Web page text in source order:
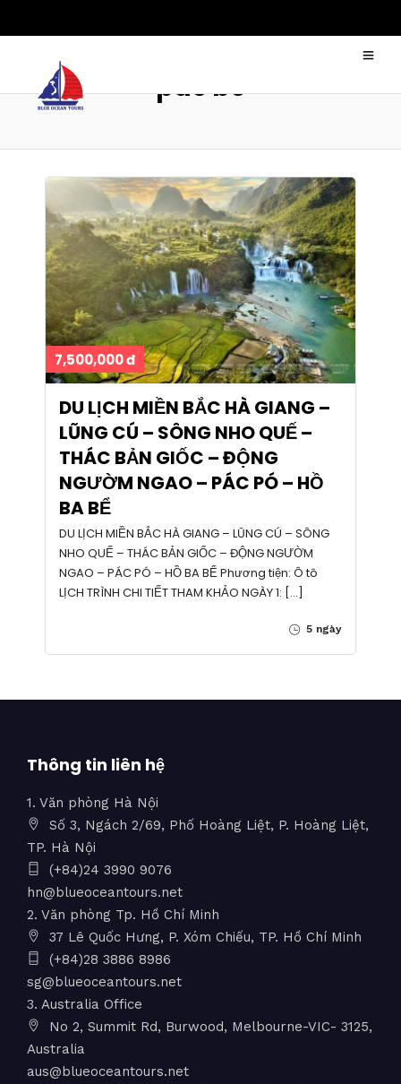
pác bó
7,500,000 đ
DU LỊCH MIỀN BẮC HÀ GIANG –
LŨNG CÚ – SÔNG NHO QUẾ –
THÁC BẢN GIỐC – ĐỘNG
NGƯỜM NGAO – PÁC PÓ – HỒ
BA BỂ
DU LỊCH MIỀN BẮC HÀ GIANG – LŨNG CÚ – SÔNG
NHO QUẾ – THÁC BẢN GIỐC – ĐỘNG NGƯỜM
NGAO – PÁC PÓ – HỒ BA BỂ Phương tiện: Ô tô
LỊCH TRÌNH CHI TIẾT THAM KHẢO NGÀY 1: […]
5 ngày
Thông tin liên hệ
1. Văn phòng Hà Nội
Số 3, Ngách 2/69, Phố Hoàng Liệt, P. Hoàng Liệt,
TP. Hà Nội
(+84)24 3990 9076
hn@blueoceantours.net
2. Văn phòng Tp. Hồ Chí Minh
37 Lê Quốc Hưng, P. Xóm Chiếu, TP. Hồ Chí Minh
(+84)28 3886 8986
sg@blueoceantours.net
3. Australia Office
No 2, Summit Rd, Burwood, Melbourne-VIC- 3125,
Australia
aus@blueoceantours.net